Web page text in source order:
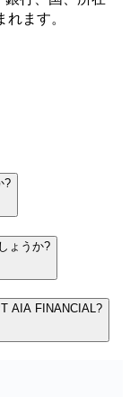
ます。
?
ょうか?
AIA FINANCIAL?